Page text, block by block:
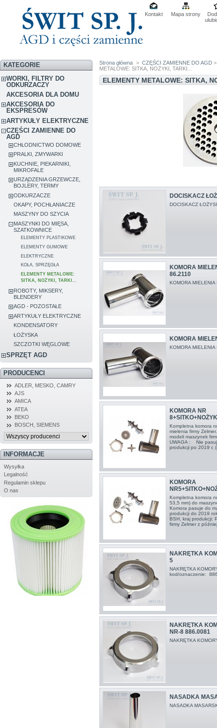
Kontakt Mapa strony
KATEGORIE
WORKI, FILTRY DO
ODKURZACZY
AKCESORIA DLA DOMU
AKCESORIA DO
EKSPRESÓW
ARTYKUŁY ELEKTRYCZNE
CZĘŚCI ZAMIENNE DO
AGD
CHŁODNICTWO DOMOWE
PRALKI, ZMYWARKI
KUCHNIE, PIEKARNIKI,
MIKROFALE
URZĄDZENIA GRZEWCZE,
BOJLERY, TERMY
ODKURZACZE
OKAPY, POCHŁANIACZE
MASZYNY DO SZYCIA
MASZYNKI DO MIĘSA,
SZATKOWNICE
ELEMENTY PLASTIKOWE
ELEMENTY GUMOWE
ELEKTRYCZNE
KOŁA, SPRZĘGŁA
ELEMENTY METALOWE:
SITKA, NOŻYKI, TARKI...
ROBOTY, MIKSERY,
BLENDERY
AGD - POZOSTAŁE
ARTYKUŁY ELEKTRYCZNE
KONDENSATORY
ŁOŻYSKA
SZCZOTKI WĘGLOWE
SPRZĘT AGD
PRODUCENCI
ADLER, MESKO, CAMRY
AJS
AMICA
ATEA
BEKO
BOSCH, SIEMENS
INFORMACJE
Wysyłka
Legalność
Regulamin sklepu
O nas
Strona główna > CZĘŚCI ZAMIENNE DO AGD
METALOWE: SITKA, NOŻYKI, TARKI...
ELEMENTY METALOWE: SITKA,
DOCISKACZ
DOCISKACZ
KOMORA
86.2110
KOMORA
KOMORA
KOMORA
KOMORA NR
Kompletna komora
mielenia firmy
modeli maszynek
UWAGA : Nie
produkcji po 2019 r,
KOMORA
Kompletna komora
53,5 mm) do
Komora pasuje do
produkcji do 2019
BSH, kraj produkcji:
firmy Zelmer z
NAKRĘTKA
5
NAKRĘTKA
kod/oznaczenie:
NAKRĘTKA
NR-8 886.0081
NAKRĘTKA
NASADKA
NASADKA